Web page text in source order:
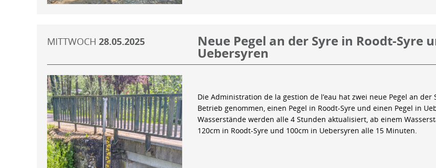
MITTWOCH 28.05.2025 Neue Pegel an der Syre in Roodt-Syre
Uebersyren
Die Administration de la gestion de l’eau hat zwei neue Pegel an der
Betrieb genommen, einen Pegel in Roodt-Syre und einen Pegel in
Wasserstände werden alle 4 Stunden aktualisiert, ab einem
120cm in Roodt-Syre und 100cm in Uebersyren alle 15 Minuten.